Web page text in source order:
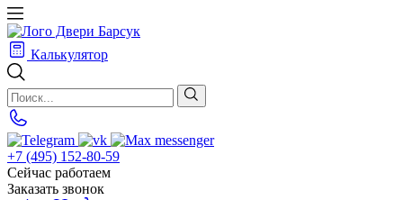
Калькулятор
+7 (495) 152-80-59
Сейчас работаем
Заказать звонок